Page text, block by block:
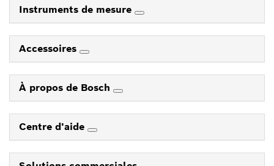
Instruments de mesure
Accessoires
À propos de Bosch
Centre d'aide